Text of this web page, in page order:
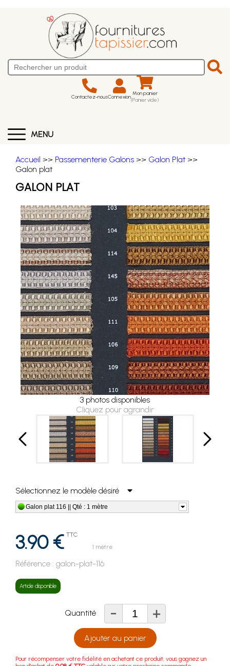
Contactez-nousConnexion Mon panier
(Panier vide)
MENU
Accueil >> Passementerie Galons >> Galon Plat >>
Galon plat
GALON PLAT
3 photos disponibles
Cliquez pour agrandir
Sélectionnez le modèle désiré
Galon plat 116 || Qté : 1 mètre
3.90 € TTC
1 mètre
Référence : galon-plat-116
Article disponible
Quantité - +
Ajouter au panier
Pour récompenser votre fidélité en achetant ce produit, vous gagnez un